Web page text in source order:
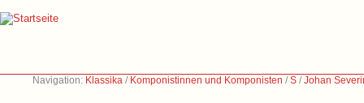
Navigation: Klassika / Komponistinnen und Komponisten /S /Johan